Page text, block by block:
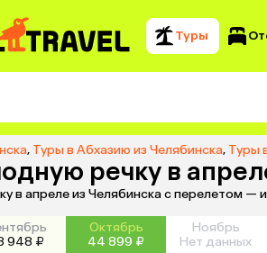
Туры
, Туры в Абхазию из Челябинска, Туры
речку в
в апреле из Челябинска с перелетом
948 ₽
Октябрь
44 899 ₽
Ноябрь
Нет данных